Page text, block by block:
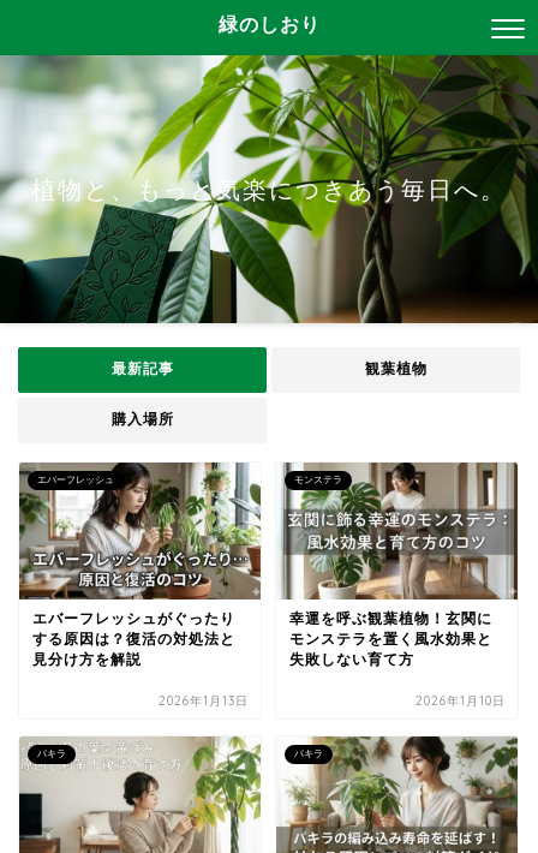
緑のしおり
植物と、もっと気楽につきあう毎日へ。
最新記事 観葉植物
購入場所
エバーフレッシュ
エバーフレッシュがぐったり
する原因は？復活の対処法と
見分け方を解説
2026年1月13日
モンステラ
幸運を呼ぶ観葉植物！玄関に
モンステラを置く風水効果と
失敗しない育て方
2026年1月10日
パキラ パキラ